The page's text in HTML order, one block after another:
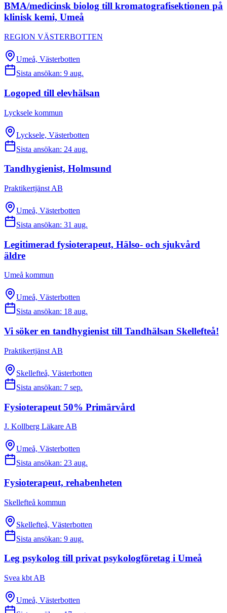
BMA/medicinsk biolog till kromatografisektionen på
klinisk kemi, Umeå
REGION VÄSTERBOTTEN
Umeå, Västerbotten
Sista ansökan: 9 aug.
Logoped till elevhälsan
Lycksele kommun
Lycksele, Västerbotten
Sista ansökan: 24 aug.
Tandhygienist, Holmsund
Praktikertjänst AB
Umeå, Västerbotten
Sista ansökan: 31 aug.
Legitimerad fysioterapeut, Hälso- och sjukvård
äldre
Umeå kommun
Umeå, Västerbotten
Sista ansökan: 18 aug.
Vi söker en tandhygienist till Tandhälsan Skellefteå!
Praktikertjänst AB
Skellefteå, Västerbotten
Sista ansökan: 7 sep.
Fysioterapeut 50% Primärvård
J. Kollberg Läkare AB
Umeå, Västerbotten
Sista ansökan: 23 aug.
Fysioterapeut, rehabenheten
Skellefteå kommun
Skellefteå, Västerbotten
Sista ansökan: 9 aug.
Leg psykolog till privat psykologföretag i Umeå
Svea kbt AB
Umeå, Västerbotten